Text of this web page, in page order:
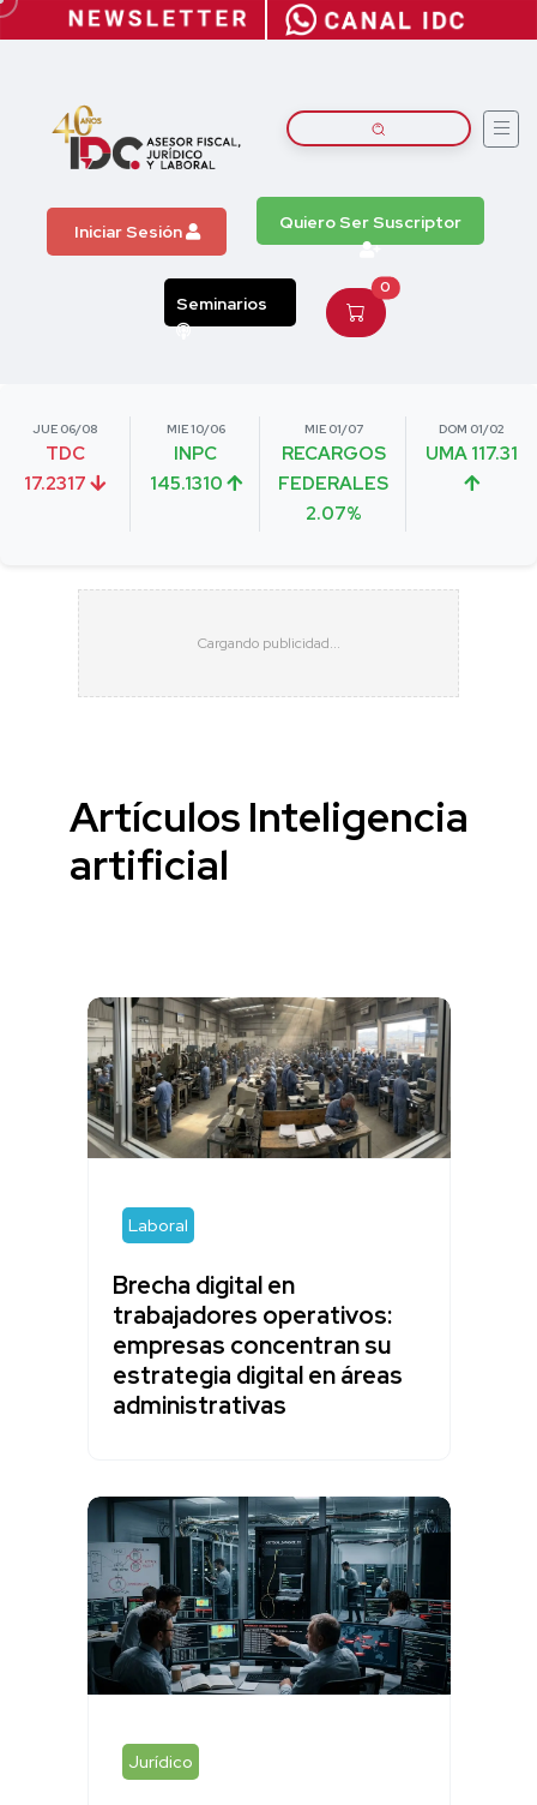
Iniciar Sesión Quiero Ser Suscriptor
Seminarios
0
JUE 06/08
TDC
17.2317
MIE 10/06
INPC
145.1310
MIE 01/07
RECARGOS
FEDERALES
2.07%
DOM 01/02
UMA 117.31
Artículos Inteligencia
artificial
Laboral
Brecha digital en
trabajadores operativos:
empresas concentran su
estrategia digital en áreas
administrativas
Jurídico